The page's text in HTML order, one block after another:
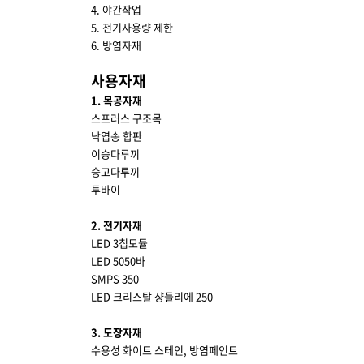
4. 야간작업
5. 전기사용량 제한
6. 방염자재
사용자재
1. 목공자재
스프러스 구조목
낙엽송 합판
이승다루끼
승고다루끼
투바이
2. 전기자재
LED 3칩모듈
LED 5050바
SMPS 350
LED 크리스탈 샹들리에 250
3. 도장자재
수용성 화이트 스테인, 방염페인트